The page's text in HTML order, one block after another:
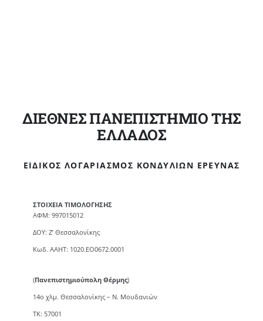
ΔΙΕΘΝΕΣ ΠΑΝΕΠΙΣΤΗΜΙΟ ΤΗΣ
ΕΛΛΑΔΟΣ
ΕΙΔΙΚΌΣ ΛΟΓΑΡΙΑΣΜΌΣ ΚΟΝΔΥΛΊΩΝ ΈΡΕΥΝΑΣ
ΣΤΟΙΧΕΙΑ ΤΙΜΟΛΟΓΗΣΗΣ
ΑΦΜ: 997015012
ΔΟΥ: Ζ’ Θεσσαλονίκης
Κωδ. ΑΑΗΤ: 1020.ΕΟ0672.0001
(Πανεπιστημιούπολη Θέρμης)
14ο χλμ. Θεσσαλονίκης – Ν. Μουδανιών
TK: 57001